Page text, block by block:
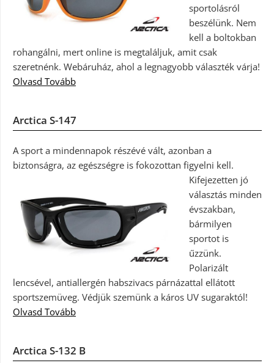
sportolásról
beszélünk. Nem
kell a boltokban
rohangálni, mert online is megtaláljuk, amit csak
szeretnénk. Webáruház, ahol a legnagyobb választék várja!
Olvasd Tovább
Arctica S-147
A sport a mindennapok részévé vált, azonban a
biztonságra, az egészségre is fokozottan figyelni kell.
Kifejezetten jó
választás minden
évszakban,
bármilyen
sportot is
űzzünk.
Polarizált
lencsével, antiallergén habszivacs párnázattal ellátott
sportszemüveg. Védjük szemünk a káros UV sugaraktól!
Olvasd Tovább
Arctica S-132 B